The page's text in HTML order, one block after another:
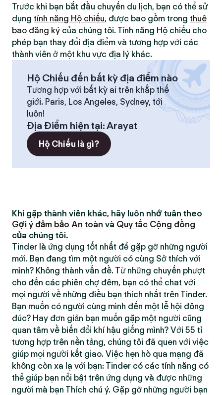
Trước khi bạn bắt đầu chuyến du lịch, bạn có thể sử
dụng tính năng Hộ chiếu, được bao gồm trong thuê
bao đăng ký của chúng tôi. Tính năng Hộ chiếu cho
phép bạn thay đổi địa điểm và tương hợp với các
thành viên ở một khu vực địa lý khác.
Hộ Chiếu đến bất kỳ địa điểm nào
Tương hợp với bất kỳ ai trên khắp thế
giới. Paris, Los Angeles, Sydney, tới
luôn!
Địa Điểm hiện tại:Arayat
Hộ Chiếu là gì?
Khi gặp thành viên khác, hãy luôn nhớ tuân theo
Gợi ý đảm bảo An toàn và Quy tắc Cộng đồng
của chúng tôi.
Tinder là ứng dụng tốt nhất để gặp gỡ những người
mới. Bạn đang tìm một người có cùng Sở thích với
mình? Không thành vấn đề. Từ những chuyến phượt
cho đến các phiên chợ đêm, bạn có thể chat với
mọi người về những điều bạn thích nhất trên Tinder.
Bạn muốn có người cùng mình đến một lễ hội đông
đúc? Hay đơn giản bạn muốn gặp một người cũng
quan tâm về biến đổi khí hậu giống mình? Với 55 tỉ
tương hợp trên nền tảng, chúng tôi đã quen với việc
giúp mọi người kết giao. Việc hẹn hò qua mạng đã
không còn xa lạ với bạn: Tinder có các tính năng có
thể giúp bạn nổi bật trên ứng dụng và được những
người mà bạn Thích chú ý. Gặp gỡ những người bạn